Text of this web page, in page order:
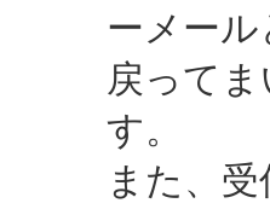
ーメー
戻って
す。
また、